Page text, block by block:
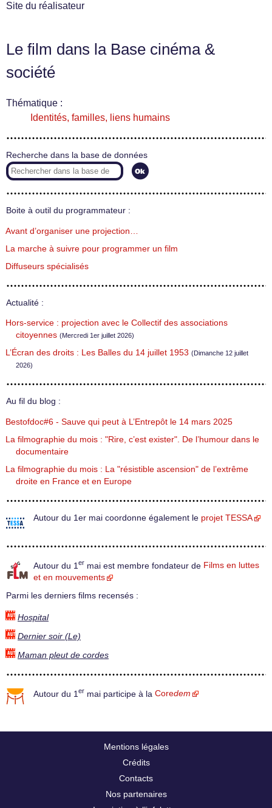
Site du réalisateur
Le film dans la Base cinéma &
société
Thématique :
Identités, familles, liens humains
Recherche dans la base de données
Boite à outil du programmateur :
Avant d’organiser une projection…
La marche à suivre pour programmer un film
Diffuseurs spécialisés
Actualité :
Hors-service : projection avec le Collectif des associations
citoyennes (Mercredi 1er juillet 2026)
L’Écran des droits : Les Balles du 14 juillet 1953 (Dimanche 12 juillet
2026)
Au fil du blog :
Bestofdoc#6 - Sauve qui peut à L’Entrepôt le 14 mars 2025
La filmographie du mois : "Rire, c’est exister". De l’humour dans le
documentaire
La filmographie du mois : La "résistible ascension" de l’extrême
droite en France et en Europe
Autour du 1er mai coordonne également le projet TESSA
Autour du 1 er mai est membre fondateur de Films en luttes
et en mouvements
Parmi les derniers films recensés :
Hospital
Dernier soir (Le)
Maman pleut de cordes
Autour du 1 er mai participe à la Coredem
Mentions légales
Crédits
Contacts
Nos partenaires